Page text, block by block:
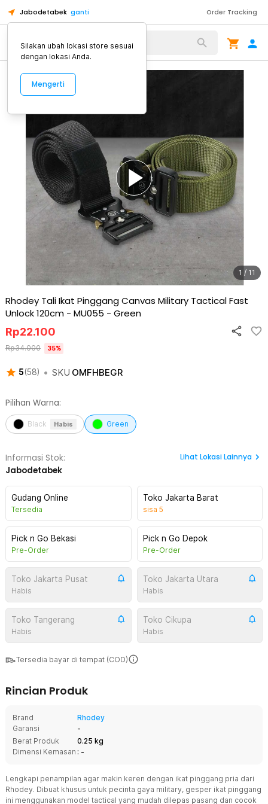
Jabodetabek ganti Order Tracking
Alat Kopi
1 / 11
Rhodey Tali Ikat Pinggang Canvas Military Tactical Fast
Unlock 120cm - MU055 - Green
5(58) • SKU OMFHBEGR
Rp22.100
Rp34.000 35%
Pilihan Warna:
Black Habis Green
Informasi Stok:
Jabodetabek
Lihat Lokasi Lainnya
Gudang Online
Tersedia
Toko Jakarta Barat
sisa 5
Pick n Go Bekasi
Pre-Order
Pick n Go Depok
Pre-Order
Toko Jakarta Pusat
Habis
Toko Jakarta Utara
Habis
Toko Tangerang
Habis
Toko Cikupa
Habis
Tersedia bayar di tempat (COD)
Rincian Produk
Brand
Rhodey
Garansi
-
Berat Produk
0.25 kg
Dimensi Kemasan : -
Lengkapi penampilan agar makin keren dengan ikat pinggang pria dari
Rhodey. Dibuat khusus untuk pecinta gaya military, gesper ikat pinggang
ini menggunakan model tactical yang mudah dilepas pasang dan cocok
Silakan ubah lokasi store sesuai
dengan lokasi Anda.
Mengerti